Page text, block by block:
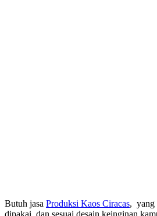
Butuh jasa Produksi Kaos Ciracas, yang
dipakai, dan sesuai desain keinginan